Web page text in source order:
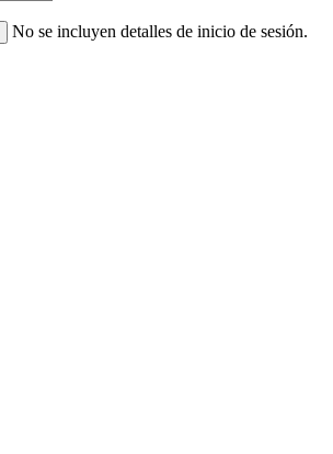
No se incluyen detalles de inicio de sesión.